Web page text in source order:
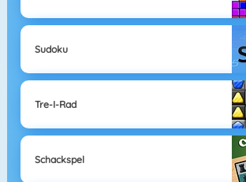
Sudoku
Tre-I-Rad
Schackspel